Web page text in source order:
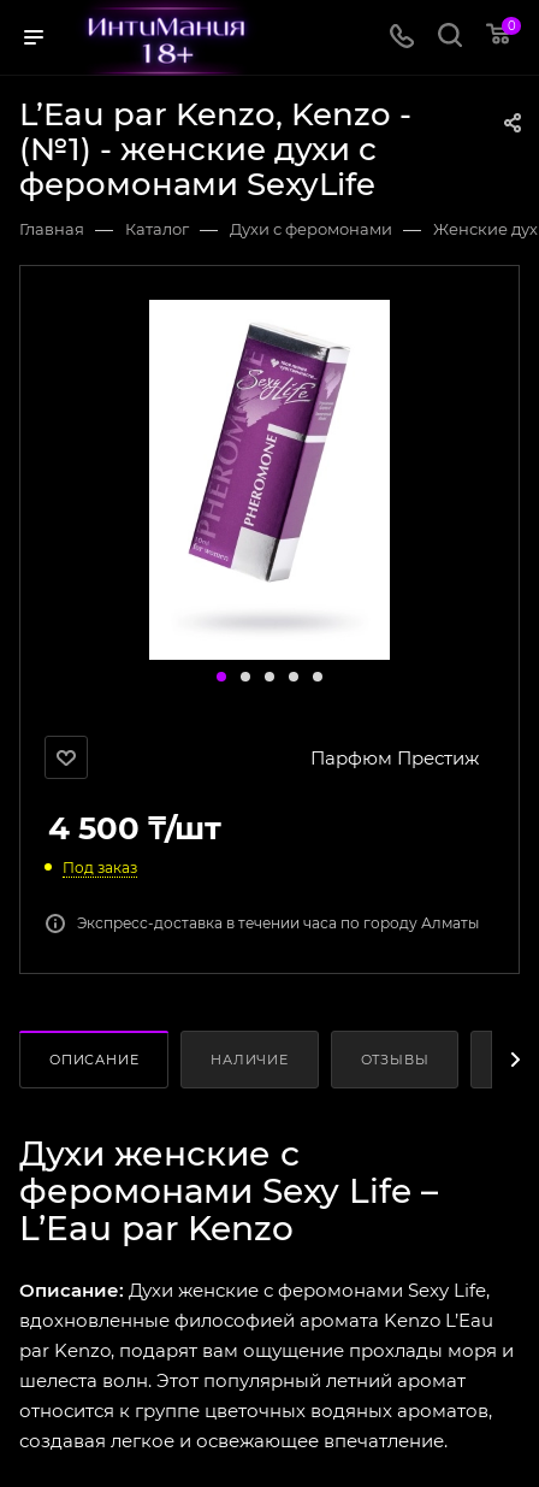
0
L’Eau par Kenzo, Kenzo -
(№1) - женские духи с
феромонами SexyLife
Главная — Каталог — Духи с феромонами — Женские
Парфюм Престиж
4 500 ₸/шт
Под заказ
Экспресс-доставка в течении часа по городу Алматы
ОПИСАНИЕ НАЛИЧИЕ ОТЗЫВЫ
Духи женские с
феромонами Sexy Life –
L’Eau par Kenzo
Описание: Духи женские с феромонами Sexy Life,
вдохновленные философией аромата Kenzo L’Eau
par Kenzo, подарят вам ощущение прохлады моря и
шелеста волн. Этот популярный летний аромат
относится к группе цветочных водяных ароматов,
создавая легкое и освежающее впечатление.